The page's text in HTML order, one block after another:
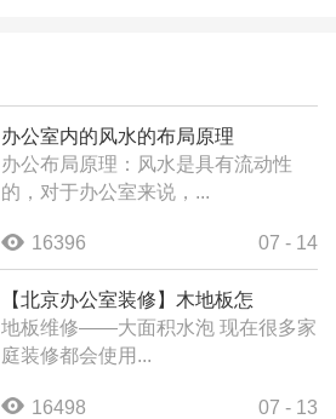
办公室内的风水的布局原理
办公布局原理：风水是具有流动性
的，对于办公室来说，...
16396 07 - 14
【北京办公室装修】木地板怎
地板维修——大面积水泡 现在很多家
庭装修都会使用...
16498 07 - 13